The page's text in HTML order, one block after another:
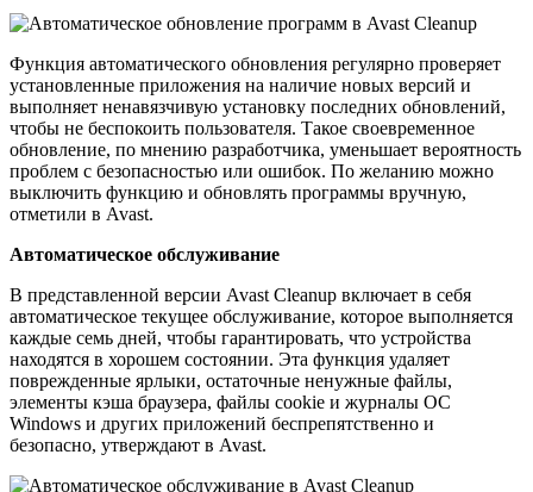
Функция автоматического обновления регулярно проверяет
установленные приложения на наличие новых версий и
выполняет ненавязчивую установку последних обновлений,
чтобы не беспокоить пользователя. Такое своевременное
обновление, по мнению разработчика, уменьшает вероятность
проблем с безопасностью или ошибок. По желанию можно
выключить функцию и обновлять программы вручную,
отметили в Avast.
Автоматическое обслуживание
В представленной версии Avast Cleanup включает в себя
автоматическое текущее обслуживание, которое выполняется
каждые семь дней, чтобы гарантировать, что устройства
находятся в хорошем состоянии. Эта функция удаляет
поврежденные ярлыки, остаточные ненужные файлы,
элементы кэша браузера, файлы cookie и журналы ОС
Windows и других приложений беспрепятственно и
безопасно, утверждают в Avast.